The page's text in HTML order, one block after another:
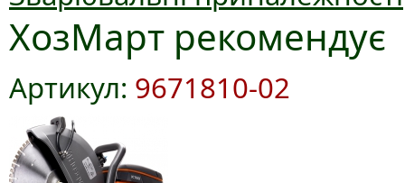
ХозМарт рекомендує
Артикул: 9671810-02